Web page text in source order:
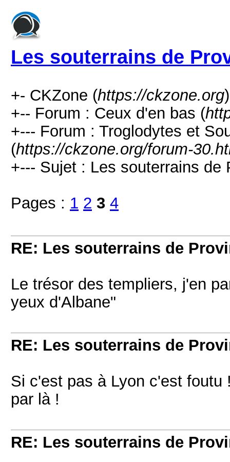
Les souterrains de
+- CKZone (https://ckzone.org)
+-- Forum : Ceux d'en bas (
+--- Forum : Troglodytes et
(https://ckzone.org/forum-
+--- Sujet : Les souterrains de
Pages : 1 2 3 4
RE: Les souterrains de
Le trésor des templiers, j'en
yeux d'Albane"
RE: Les souterrains de
Si c'est pas à Lyon c'est
par là !
RE: Les souterrains de